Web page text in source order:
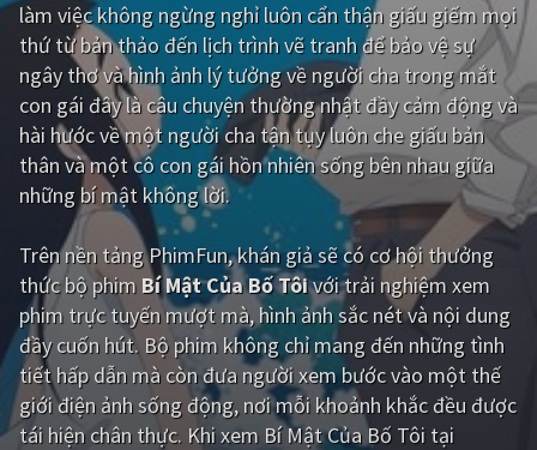
Tình cảm - Lãng mạn Kỳ ảo
Giật gân Gia đình
Bí ẩn Lịch sử
Viễn Tây Tiểu sử
GameShow DramaTV
QUỐC GIA
Âu - Mỹ Trung Quốc - Hồng Kông
Hàn Quốc Nhật Bản
Ấn Độ Việt Nam
làm việc không ngừng nghỉ luôn cẩn thận giấu giếm mọi
thứ từ bản thảo đến lịch trình vẽ tranh để bảo vệ sự
ngây thơ và hình ảnh lý tưởng về người cha trong mắt
con gái đây là câu chuyện thường nhật đầy cảm động và
hài hước về một người cha tận tụy luôn che giấu bản
thân và một cô con gái hồn nhiên sống bên nhau giữa
những bí mật không lời.
Trên nền tảngPhimFun, khán giả sẽ có cơ hội thưởng
thức bộ phim Bí Mật Của Bố Tôivới trải nghiệm xem
phim trực tuyến mượt mà, hình ảnh sắc nét và nội dung
đầy cuốn hút. Bộ phim không chỉ mang đến những tình
tiết hấp dẫn mà còn đưa người xem bước vào một thế
giới điện ảnh sống động, nơi mỗi khoảnh khắc đều được
tái hiện chân thực. Khi xem Bí Mật Của Bố Tôi tại